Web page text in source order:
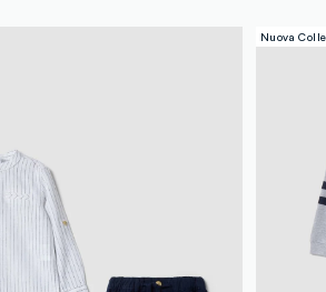
Nuova